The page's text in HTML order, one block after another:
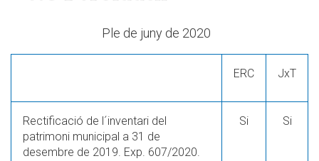
Ple de juny de 2020
ERC JxT
Rectificació de l´inventari del
patrimoni municipal a 31 de
desembre de 2019. Exp. 607/2020.
Si Si